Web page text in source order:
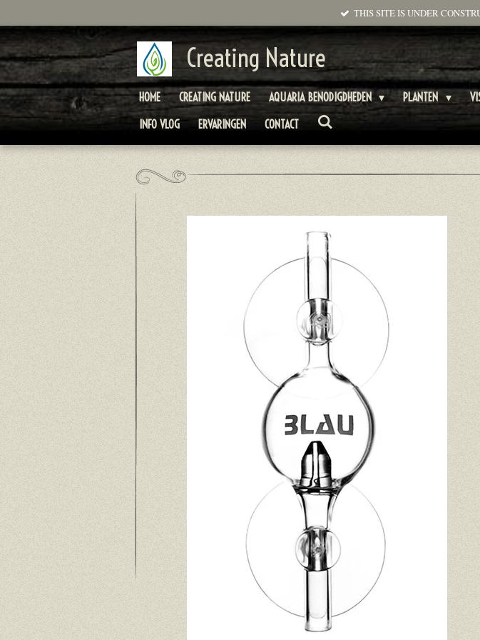
naar
de
hoofdinhoud
THIS SITE IS UNDER
Creating Nature
HOME CREATING NATURE AQUARIA BENODIGDHEDEN PLANTEN
INFO VLOG
ERVARINGEN CONTACT